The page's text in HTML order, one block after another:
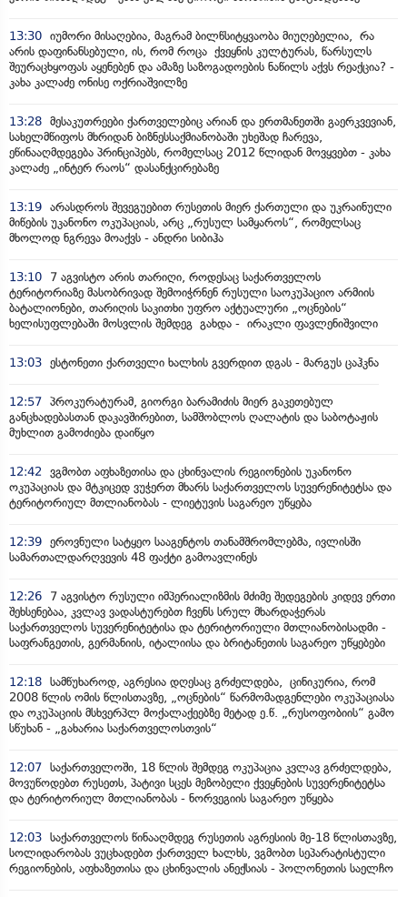
13:30 იუმორი მისაღებია, მაგრამ ბილწსიტყვაობა მიუღებელია, რა
არის დაფინანსებული, ის, რომ როცა ქვეყნის კულტურას, წარსულს
შეურაცხყოფას აყენებენ და ამაზე საზოგადოების ნაწილს აქვს რეაქცია? -
კახა კალაძე ონისე ოქრიაშვილზე
13:28 მესაკუთრეები ქართველებიც არიან და ერთმანეთში გაერკვევიან,
სახელმწიფოს მხრიდან ბიზნესსაქმიანობაში უხეშად ჩარევა,
ეწინააღმდეგება პრინციპებს, რომელსაც 2012 წლიდან მოვყვებთ - კახა
კალაძე „ინტერ რაოს“ დასანქცირებაზე
13:19 არასდროს შევეგუებით რუსეთის მიერ ქართული და უკრაინული
მიწების უკანონო ოკუპაციას, არც „რუსულ სამყაროს“, რომელსაც
მხოლოდ ნგრევა მოაქვს - ანდრი სიბიჰა
13:10
7 აგვისტო არის თარიღი, როდესაც საქართველოს
ტერიტორიაზე მასობრივად შემოიჭრნენ რუსული საოკუპაციო არმიის
ბატალიონები, თარიღის საკითხი უფრო აქტუალური „ოცნების“
ხელისუფლებაში მოსვლის შემდეგ გახდა - ირაკლი ფავლენიშვილი
13:03 ესტონეთი ქართველი ხალხის გვერდით დგას - მარგუს ცაჰკნა
12:57 პროკურატურამ, გიორგი ბარამიძის მიერ გაკეთებულ
განცხადებასთან დაკავშირებით, სამშობლოს ღალატის და საბოტაჟის
მუხლით გამოძიება დაიწყო
12:42 ვგმობთ აფხაზეთისა და ცხინვალის რეგიონების უკანონო
ოკუპაციას და მტკიცედ ვუჭერთ მხარს საქართველოს სუვერენიტეტსა და
ტერიტორიულ მთლიანობას - ლიეტუვის საგარეო უწყება
12:39 ეროვნული სატყეო სააგენტოს თანამშრომლებმა, ივლისში
სამართალდარღვევის 48 ფაქტი გამოავლინეს
12:26
7 აგვისტო რუსული იმპერიალიზმის მძიმე შედეგების კიდევ ერთი
შეხსენებაა, კვლავ ვადასტურებთ ჩვენს სრულ მხარდაჭერას
საქართველოს სუვერენიტეტისა და ტერიტორიული მთლიანობისადმი -
საფრანგეთის, გერმანიის, იტალიისა და ბრიტანეთის საგარეო უწყებები
12:18 სამწუხაროდ, აგრესია დღესაც გრძელდება, ცინიკურია, რომ
2008 წლის ომის წლისთავზე, „ოცნების“ წარმომადგენლები ოკუპაციასა
და ოკუპაციის მსხვერპლ მოქალაქეებზე მეტად ე.წ. „რუსოფობიის“ გამო
სწუხან - „გახარია საქართველოსთვის“
12:07 საქართველოში, 18 წლის შემდეგ ოკუპაცია კვლავ გრძელდება,
მოვუწოდებთ რუსეთს, პატივი სცეს მეზობელი ქვეყნების სუვერენიტეტსა
და ტერიტორიულ მთლიანობას - ნორვეგიის საგარეო უწყება
12:03 საქართველოს წინააღმდეგ რუსეთის აგრესიის მე-18 წლისთავზე,
სოლიდარობას ვუცხადებთ ქართველ ხალხს, ვგმობთ სეპარატისტული
რეგიონების, აფხაზეთისა და ცხინვალის ანექსიას - პოლონეთის საელჩო